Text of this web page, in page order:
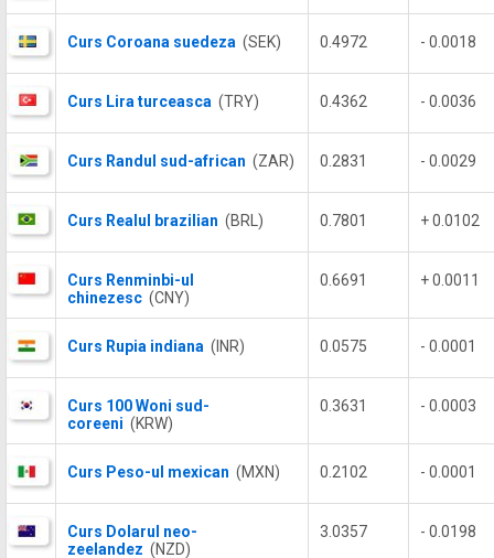
Curs Coroana suedeza (SEK) 0.4972 - 0.0018
Curs Lira turceasca (TRY) 0.4362 - 0.0036
Curs Randul sud-african (ZAR) 0.2831 - 0.0029
Curs Realul brazilian (BRL) 0.7801 + 0.0102
Curs Renminbi-ul
chinezesc (CNY)
0.6691 + 0.0011
Curs Rupia indiana (INR) 0.0575 - 0.0001
Curs 100 Woni sud-
coreeni (KRW)
0.3631 - 0.0003
Curs Peso-ul mexican (MXN) 0.2102 - 0.0001
Curs Dolarul neo-
zeelandez (NZD)
3.0357 - 0.0198